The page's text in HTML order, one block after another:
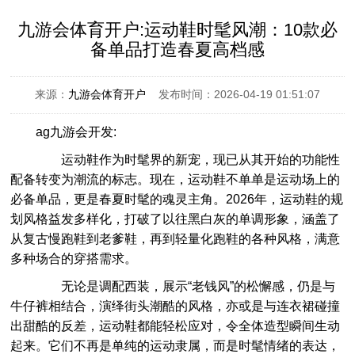
九游会体育开户:运动鞋时髦风潮：10款必
备单品打造春夏高档感
来源： 九游会体育开户 发布时间：2026-04-19 01:51:07
ag九游会开发:
运动鞋作为时髦界的新宠，现已从其开始的功能性
配备转变为潮流的标志。现在，运动鞋不单单是运动场上的
必备单品，更是春夏时髦的魂灵主角。2026年，运动鞋的规
划风格益发多样化，打破了以往黑白灰的单调形象，涵盖了
从复古慢跑鞋到老爹鞋，再到轻量化跑鞋的各种风格，满意
多种场合的穿搭需求。
无论是调配西装，展示“老钱风”的松懈感，仍是与
牛仔裤相结合，演绎街头潮酷的风格，亦或是与连衣裙碰撞
出甜酷的反差，运动鞋都能轻松应对，令全体造型瞬间生动
起来。它们不再是单纯的运动隶属，而是时髦情绪的表达，